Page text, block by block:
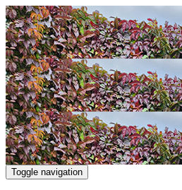
Toggle navigation